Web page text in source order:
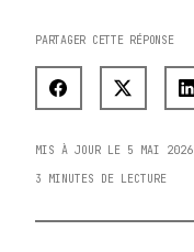
PARTAGER CETTE RÉPONSE
MIS À JOUR LE 5 MAI 2026
3 MINUTES DE LECTURE